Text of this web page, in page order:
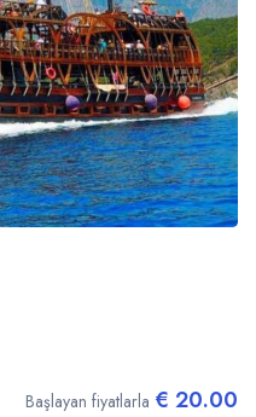
Başlayan fiyatlarla € 20.00